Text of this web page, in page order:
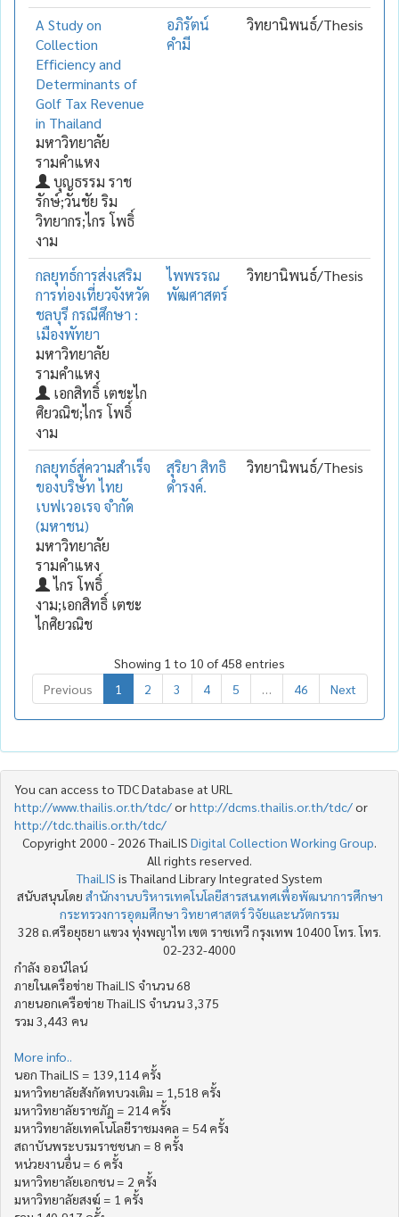
A Study on
Collection
Efficiency and
Determinants of
Golf Tax Revenue
in Thailand
มหาวิทยาลัย
รามคำแหง
บุญธรรม ราช
รักษ์;วันชัย ริม
วิทยากร;ไกร โพธิ์
งาม
อภิรัตน์
คำมี
วิทยานิพนธ์/Thesis
กลยุทธ์การส่งเสริม
การท่องเที่ยวจังหวัด
ชลบุรี กรณีศึกษา :
เมืองพัทยา
มหาวิทยาลัย
รามคำแหง
เอกสิทธิ์ เตชะไก
ศิยวณิช;ไกร โพธิ์
งาม
ไพพรรณ
พัฒศาสตร์
วิทยานิพนธ์/Thesis
กลยุทธ์สู่ความสำเร็จ
ของบริษัท ไทย
เบฟเวอเรจ จำกัด
(มหาชน)
มหาวิทยาลัย
รามคำแหง
ไกร โพธิ์
งาม;เอกสิทธิ์ เตชะ
ไกศิยวณิช
สุริยา สิทธิ
ดำรงค์.
วิทยานิพนธ์/Thesis
Showing 1 to 10 of 458 entries
Previous
1 2 3 4 5 46 Next
You can access to TDC Database at URL
http://www.thailis.or.th/tdc/orhttp://dcms.thailis.or.th/tdc/or
http://tdc.thailis.or.th/tdc/
Copyright 2000 - 2026 ThaiLIS Digital Collection Working Group
All rights reserved.
ThaiLIS is Thailand Library Integrated System
สนับสนุนโดย สำนักงานบริหารเทคโนโลยีสารสนเทศเพื่อพัฒนาการศึกษา
กระทรวงการอุดมศึกษา วิทยาศาสตร์ วิจัยและนวัตกรรม
328 ถ.ศรีอยุธยา แขวง ทุ่งพญาไท เขต ราชเทวี กรุงเทพ 10400 โทร. โทร.
02-232-4000
กำลัง ออน์ไลน์
ภายในเครือข่าย ThaiLIS จำนวน 68
ภายนอกเครือข่าย ThaiLIS จำนวน 3,375
รวม 3,443 คน
More info..
นอก ThaiLIS = 139,114 ครั้ง
มหาวิทยาลัยสังกัดทบวงเดิม = 1,518 ครั้ง
มหาวิทยาลัยราชภัฏ = 214 ครั้ง
มหาวิทยาลัยเทคโนโลยีราชมงคล = 54 ครั้ง
สถาบันพระบรมราชชนก = 8 ครั้ง
หน่วยงานอื่น = 6 ครั้ง
มหาวิทยาลัยเอกชน = 2 ครั้ง
มหาวิทยาลัยสงฆ์ = 1 ครั้ง